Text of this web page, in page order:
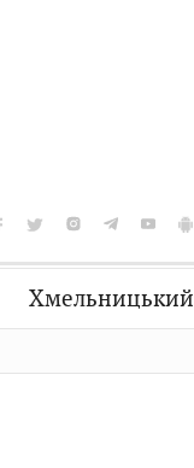
Хмельницький